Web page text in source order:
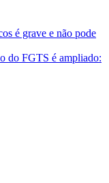
é grave e não pode
do FGTS é ampliado: